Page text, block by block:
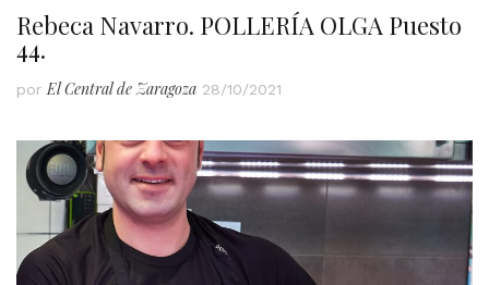
Rebeca Navarro. POLLERÍA OLGA Puesto
44.
por El Central de Zaragoza 28/10/2021